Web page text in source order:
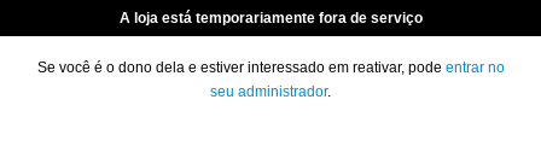
A loja está temporariamente fora de serviço
Se você é o dono dela e estiver interessado em reativar, pode entrar no
seu administrador.